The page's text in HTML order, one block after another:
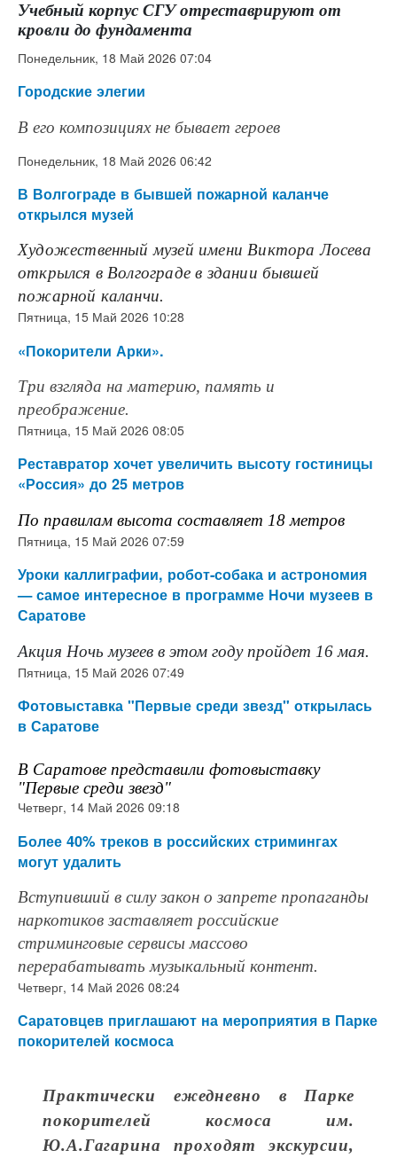
Учебный корпус СГУ отреставрируют от
кровли до фундамента
Понедельник, 18 Май 2026 07:04
Городские элегии
В его композициях не бывает героев
Понедельник, 18 Май 2026 06:42
В Волгограде в бывшей пожарной каланче
открылся музей
Художественный музей имени Виктора Лосева
открылся в Волгограде в здании бывшей
пожарной каланчи.
Пятница, 15 Май 2026 10:28
«Покорители Арки».
Три взгляда на материю, память и
преображение.
Пятница, 15 Май 2026 08:05
Реставратор хочет увеличить высоту гостиницы
«Россия» до 25 метров
По правилам высота составляет 18 метров
Пятница, 15 Май 2026 07:59
Уроки каллиграфии, робот-собака и астрономия
— самое интересное в программе Ночи музеев в
Саратове
Акция Ночь музеев в этом году пройдет 16 мая.
Пятница, 15 Май 2026 07:49
Фотовыставка "Первые среди звезд" открылась
в Саратове
В Саратове представили фотовыставку
"Первые среди звезд"
Четверг, 14 Май 2026 09:18
Более 40% треков в российских стримингах
могут удалить
Вступивший в силу закон о запрете пропаганды
наркотиков заставляет российские
стриминговые сервисы массово
перерабатывать музыкальный контент.
Четверг, 14 Май 2026 08:24
Саратовцев приглашают на мероприятия в Парке
покорителей космоса
Практически ежедневно в Парке
покорителей космоса им.
Ю.А.Гагарина проходят экскурсии,